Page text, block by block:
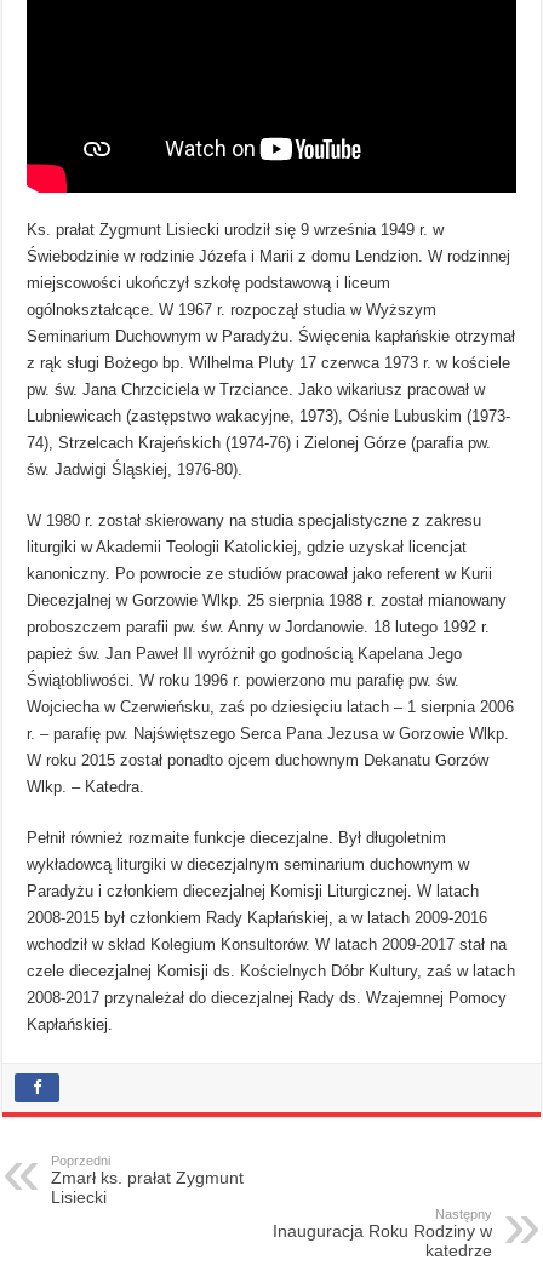
Ks. prałat Zygmunt Lisiecki urodził się 9 września 1949 r. w
Świebodzinie w rodzinie Józefa i Marii z domu Lendzion. W rodzinnej
miejscowości ukończył szkołę podstawową i liceum
ogólnokształcące. W 1967 r. rozpoczął studia w Wyższym
Seminarium Duchownym w Paradyżu. Święcenia kapłańskie otrzymał
z rąk sługi Bożego bp. Wilhelma Pluty 17 czerwca 1973 r. w kościele
pw. św. Jana Chrzciciela w Trzciance. Jako wikariusz pracował w
Lubniewicach (zastępstwo wakacyjne, 1973), Ośnie Lubuskim (1973-
74), Strzelcach Krajeńskich (1974-76) i Zielonej Górze (parafia pw.
św. Jadwigi Śląskiej, 1976-80).
W 1980 r. został skierowany na studia specjalistyczne z zakresu
liturgiki w Akademii Teologii Katolickiej, gdzie uzyskał licencjat
kanoniczny. Po powrocie ze studiów pracował jako referent w Kurii
Diecezjalnej w Gorzowie Wlkp. 25 sierpnia 1988 r. został mianowany
proboszczem parafii pw. św. Anny w Jordanowie. 18 lutego 1992 r.
papież św. Jan Paweł II wyróżnił go godnością Kapelana Jego
Świątobliwości. W roku 1996 r. powierzono mu parafię pw. św.
Wojciecha w Czerwieńsku, zaś po dziesięciu latach – 1 sierpnia 2006
r. – parafię pw. Najświętszego Serca Pana Jezusa w Gorzowie Wlkp.
W roku 2015 został ponadto ojcem duchownym Dekanatu Gorzów
Wlkp. – Katedra.
Pełnił również rozmaite funkcje diecezjalne. Był długoletnim
wykładowcą liturgiki w diecezjalnym seminarium duchownym w
Paradyżu i członkiem diecezjalnej Komisji Liturgicznej. W latach
2008-2015 był członkiem Rady Kapłańskiej, a w latach 2009-2016
wchodził w skład Kolegium Konsultorów. W latach 2009-2017 stał na
czele diecezjalnej Komisji ds. Kościelnych Dóbr Kultury, zaś w latach
2008-2017 przynależał do diecezjalnej Rady ds. Wzajemnej Pomocy
Kapłańskiej.
Poprzedni
Zmarł ks. prałat Zygmunt
Lisiecki
Następny
Inauguracja Roku Rodziny w
katedrze